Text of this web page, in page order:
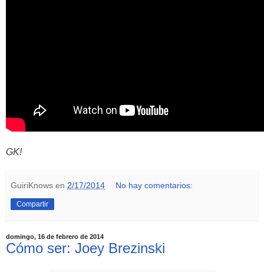
GK!
GuiriKnows en 2/17/2014 No hay comentarios:
Compartir
domingo, 16 de febrero de 2014
Cómo ser: Joey Brezinski